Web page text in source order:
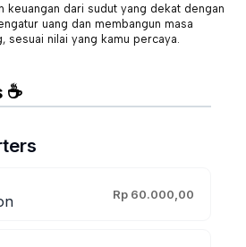
keuangan dari sudut yang dekat dengan
uang dan membangun masa
sesuai nilai yang kamu percaya.
Rp 60.000,00